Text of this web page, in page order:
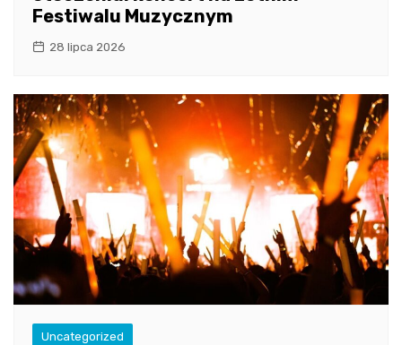
Festiwalu Muzycznym
28 lipca 2026
Uncategorized